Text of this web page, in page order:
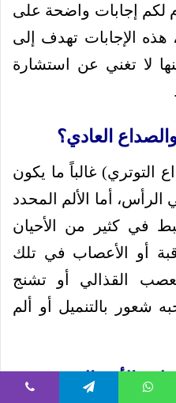
لكم إجابات واضحة على
هذه الإجابات تهدف إلى
لا تغني عن استشارة
العادي؟
التوتري) غالباً ما يكون
الرأس، أما الألم المحدد
في كثير من الأحيان
أو الأعصاب في تلك
القذالي أو تشنج
شعور بالتنميل أو ألم
الأذن اليسرى